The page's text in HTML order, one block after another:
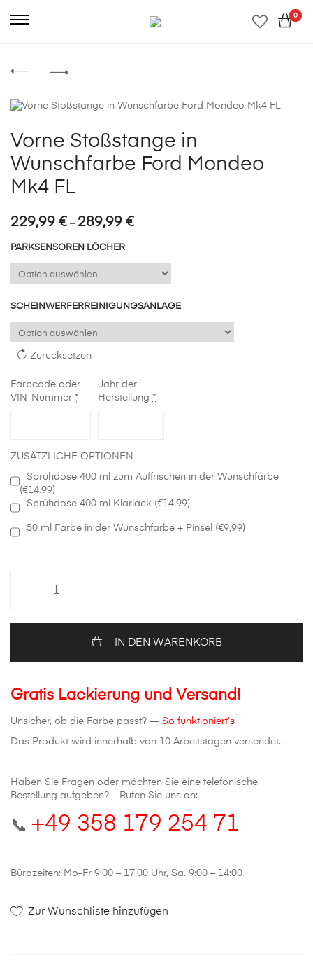
0
Vorne Stoßstange in
Wunschfarbe Ford Mondeo
Mk4 FL
229,99 € – 289,99 €Preisspanne:
PARKSENSOREN LÖCHER
SCHEINWERFERREINIGUNGSANLAGE
Zurücksetzen
Farbcode oder
VIN-Nummer *
Jahr der
Herstellung *
ZUSÄTZLICHE OPTIONEN
Sprühdose 400 ml zum Auffrischen in der Wunschfarbe
(€14.99)
Sprühdose 400 ml Klarlack (€14.99)
50 ml Farbe in der Wunschfarbe + Pinsel (€9,99)
IN DEN WARENKORB
Gratis Lackierung und Versand!
Unsicher, ob die Farbe passt? — So funktioniert’s
Das Produkt wird innerhalb von 10 Arbeitstagen versendet.
Haben Sie Fragen oder möchten Sie eine telefonische
Bestellung aufgeben? – Rufen Sie uns an:
📞 +49 358 179 254 71
Bürozeiten: Mo-Fr 9:00 – 17:00 Uhr, Sa. 9:00 – 14:00
Zur Wunschliste hinzufügen